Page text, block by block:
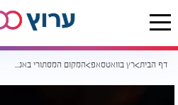
דף הבית רץ בוואטסאפ המקום המסתורי באנגליה שאיש לא מצליח להסביר כבר כמעט 200 שנה